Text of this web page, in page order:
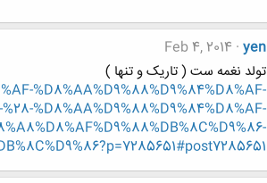
yen
Feb 4, 2014
تولد نغمه ست ( تاریک و تنها )
%D8%AA%D9%88%D9%84%D8%AF-
%D8%AA%D9%88%D9%84%D8%AF-